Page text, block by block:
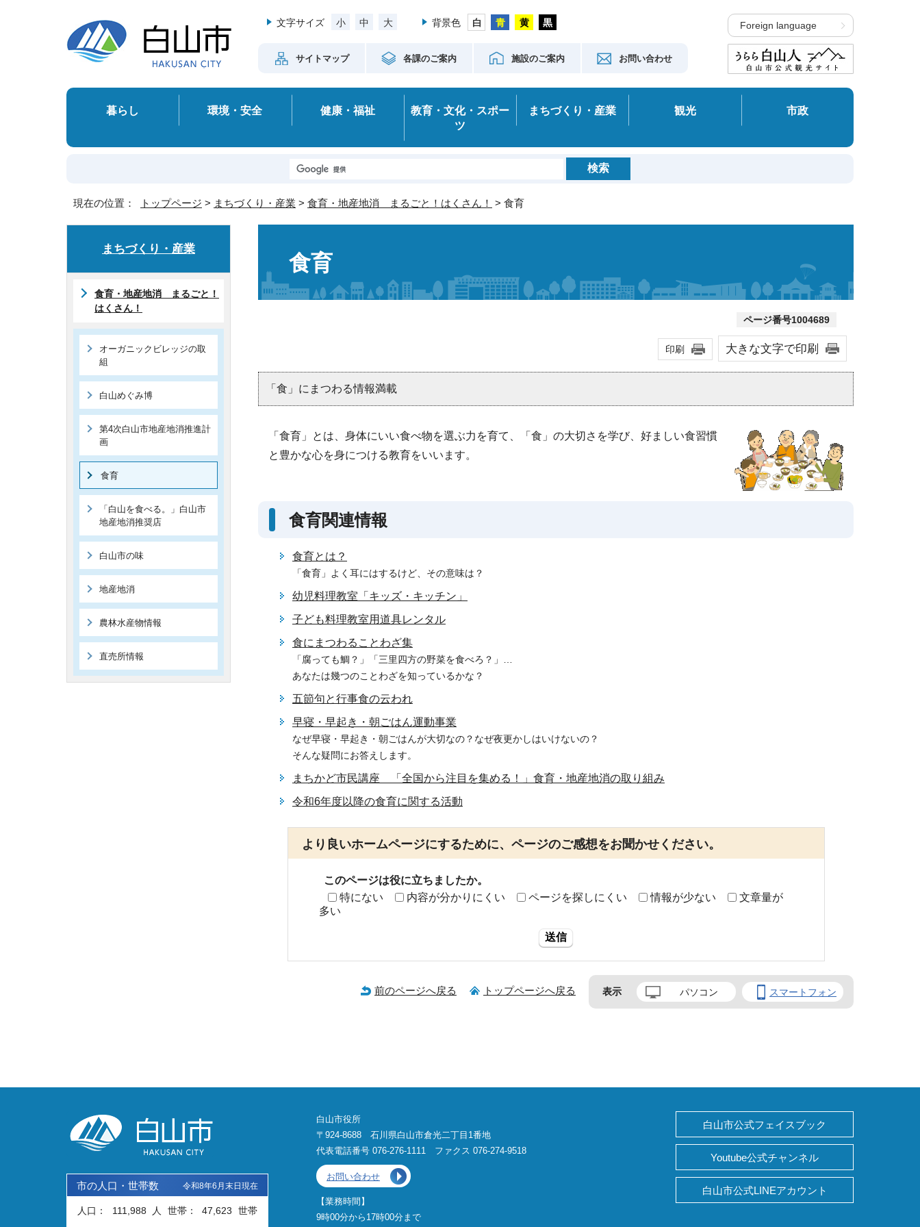
文字サイズ 小 中 大 背景色
サイトマップ 各課のご案内 施設のご案内 お問い合わせ
Foreign language
暮らし 環境・安全 健康・福祉
教育・文化・スポー
ツ
まちづくり・産業 観光 市政
現在の位置： トップページ > まちづくり・産業 > 食育・地産地消 まるごと！はくさん！ > 食育
食育
ページ番号1004689
印刷 大きな文字で印刷
「食」にまつわる情報満載
「食育」とは、身体にいい食べ物を選ぶ力を育て、「食」の大切さを学び、好ましい食習慣
と豊かな心を身につける教育をいいます。
食育関連情報
食育とは？
「食育」よく耳にはするけど、その意味は？
幼児料理教室「キッズ・キッチン」
子ども料理教室用道具レンタル
食にまつわることわざ集
「腐っても鯛？」「三里四方の野菜を食べろ？」…
あなたは幾つのことわざを知っているかな？
五節句と行事食の云われ
早寝・早起き・朝ごはん運動事業
なぜ早寝・早起き・朝ごはんが大切なの？なぜ夜更かしはいけないの？
そんな疑問にお答えします。
まちかど市民講座 「全国から注目を集める！」食育・地産地消の取り組み
令和6年度以降の食育に関する活動
より良いホームページにするために、ページのご感想をお聞かせください。
このページは役に立ちましたか。
特にない
内容が分かりにくい ページを探しにくい 情報が少ない
文章量が
多い
送信
まちづくり・産業
食育・地産地消 まるごと！
はくさん！
オーガニックビレッジの取
組
白山めぐみ博
第4次白山市地産地消推進計
画
食育
「白山を食べる。」白山市
地産地消推奨店
白山市の味
地産地消
農林水産物情報
直売所情報
前のページへ戻る トップページへ戻る 表示 パソコン スマートフォン
市の人口・世帯数 令和8年6月末日現在
人口： 111,988 人 世帯： 47,623 世帯
白山市役所
〒924-8688 石川県白山市倉光二丁目1番地
代表電話番号 076-276-1111 ファクス 076-274-9518
お問い合わせ
【業務時間】
9時00分から17時00分まで
白山市公式フェイスブック
Youtube公式チャンネル
白山市公式LINEアカウント